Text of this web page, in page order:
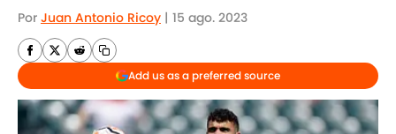
Por Juan Antonio Ricoy | 15 ago. 2023
Add us as a preferred source